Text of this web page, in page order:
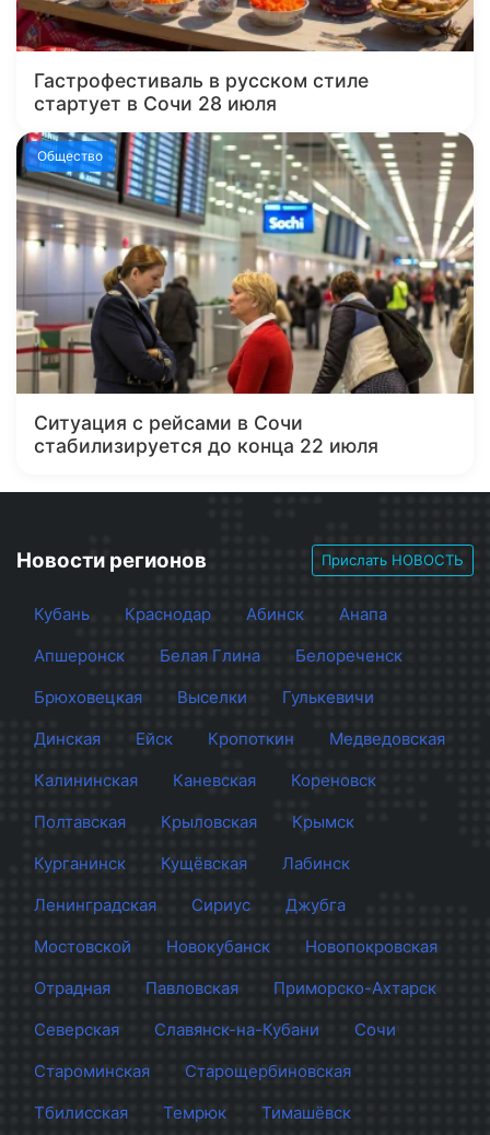
Гастрофестиваль в русском стиле
стартует в Сочи 28 июля
Общество
Ситуация с рейсами в Сочи
стабилизируется до конца 22 июля
Новости регионов Прислать НОВОСТЬ
Кубань Краснодар Абинск
Анапа
Апшеронск
Белая Глина
Белореченск
Брюховецкая
Выселки
Гулькевичи
Динская
Ейск Кропоткин
Медведовская
Калининская
Каневская
Кореновск
Полтавская
Крыловская
Крымск
Курганинск
Кущёвская
Лабинск
Ленинградская
Сириус
Джубга
Мостовской
Новокубанск
Новопокровская
Отрадная
Павловская
Приморско-Ахтарск
Северская
Славянск-на-Кубани
Сочи
Староминская
Старощербиновская
Тбилисская
Темрюк Тимашёвск